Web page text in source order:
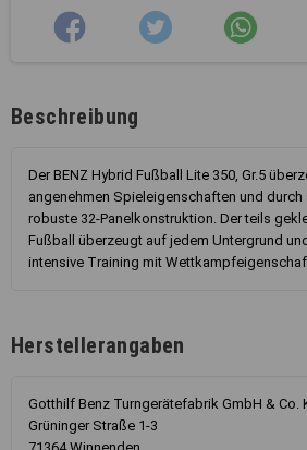
Beschreibung
Der BENZ Hybrid Fußball Lite 350, Gr.5
angenehmen Spieleigenschaften und
robuste 32-Panelkonstruktion. Der teils
Fußball überzeugt auf jedem Untergrund
intensive Training mit
Herstellerangaben
Gotthilf Benz Turngerätefabrik GmbH & Co.
Grüninger Straße 1-3